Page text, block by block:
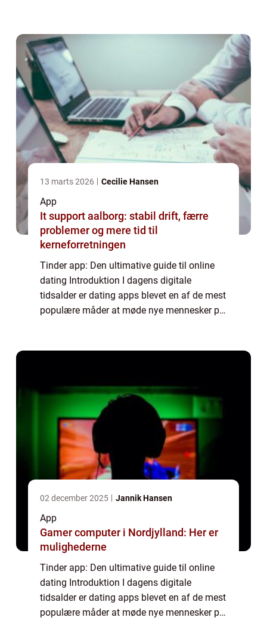
13 marts 2026 Cecilie Hansen
App
It support aalborg: stabil drift, færre
problemer og mere tid til
kerneforretningen
Tinder app: Den ultimative guide til online
dating Introduktion I dagens digitale
tidsalder er dating apps blevet en af de mest
populære måder at møde nye mennesker på.
02 december 2025 Jannik Hansen
App
Gamer computer i Nordjylland: Her er
mulighederne
Tinder app: Den ultimative guide til online
dating Introduktion I dagens digitale
tidsalder er dating apps blevet en af de mest
populære måder at møde nye mennesker på.